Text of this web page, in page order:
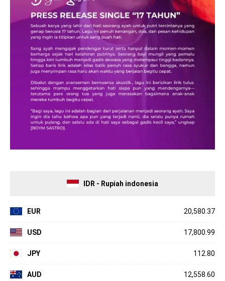
IDR - Rupiah indonesia
EUR 20,580.37
USD 17,800.99
JPY 112.80
AUD 12,558.60